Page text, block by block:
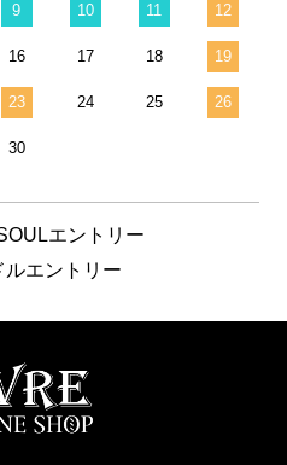
9 10 11 12
16 17 18 19
23 24 25 26
30
エントリー
エントリー